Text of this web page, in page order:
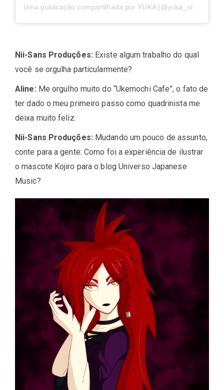
Nii-Sans Produções: Existe algum trabalho do qual
você se orgulha particularmente?
Aline: Me orgulho muito do “Ukemochi Cafe”, o fato de
ter dado o meu primeiro passo como quadrinista me
deixa muito feliz.
Nii-Sans Produções: Mudando um pouco de assunto,
conte para a gente: Como foi a experiência de ilustrar
o mascote Kojiro para o blog Universo Japanese
Music?